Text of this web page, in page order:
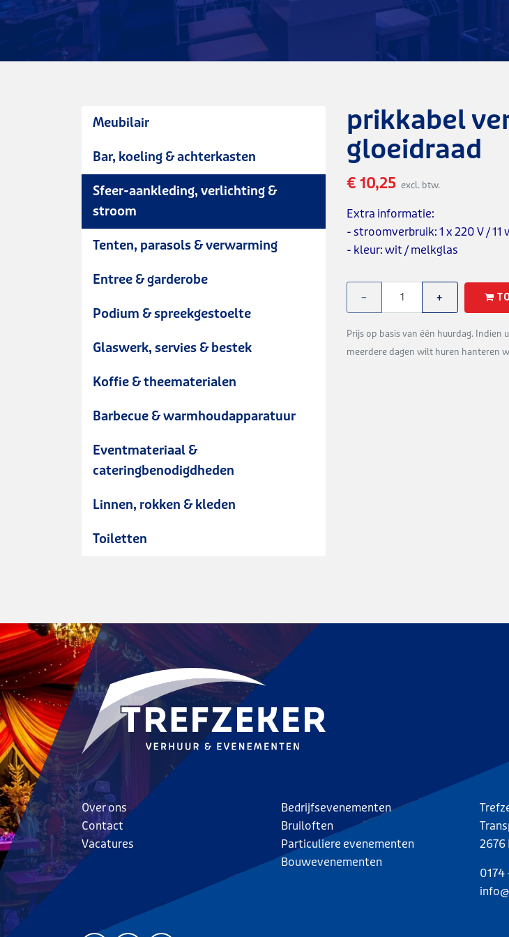
Meubilair
Bar, koeling & achterkasten
Sfeer-aankleding, verlichting &
stroom
Tenten, parasols & verwarming
Entree & garderobe
Podium & spreekgestoelte
Glaswerk, servies & bestek
Koffie & theematerialen
Barbecue & warmhoudapparatuur
Eventmateriaal &
cateringbenodigdheden
Linnen, rokken & kleden
Toiletten
prikkabel
gloeidraad
€ 10,25 excl. btw.
Extra informatie:
- stroomverbruik: 1 x 220 V / 11
- kleur: wit / melkglas
− +
Prijs op basis van één huurdag. Indien
meerdere dagen wilt huren hanteren
Over ons
Contact
Vacatures
Bedrijfsevenementen
Bruiloften
Particuliere evenementen
Bouwevenementen
2676
0174